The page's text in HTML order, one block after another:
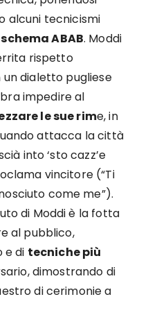
alcuni tecnicismi
schema ABAB. Moddi
rispetto
dialetto pugliese
impedire al
le sue rime, in
attacca la città
into ‘sto cazz’e
vincitore (“Ti
come me”).
di Moddi è la fotta
al pubblico,
e di tecniche più
dimostrando di
di cerimonie a